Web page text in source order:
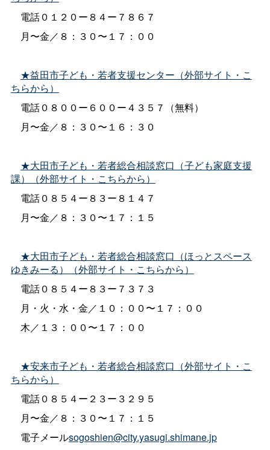
電話０１２０ー８４ー７８６７
月〜金／８：３０〜１７：００
★益田市子ども・若者支援センター（外部サイト・こ
ちらから）
電話０８００ー６００ー４３５７（無料）
月〜金／８：３０〜１６：３０
★大田市子ども・若者総合相談窓口（子ども家庭支援
課）（外部サイト・こちらから）
電話０８５４ー８３ー８１４７
月〜金／８：３０〜１７：１５
★大田市子ども・若者総合相談窓口（ほっとスペース
ゆきみーる）（外部サイト・こちらから）
電話０８５４ー８３ー７３７３
月・火・水・金／１０：００〜１７：００
木／１３：００〜１７：００
★安来市子ども・若者総合相談窓口（外部サイト・こ
ちらから）
電話０８５４ー２３ー３２９５
月〜金／８：３０〜１７：１５
電子メールsogoshien@city.yasugi.shimane.jp